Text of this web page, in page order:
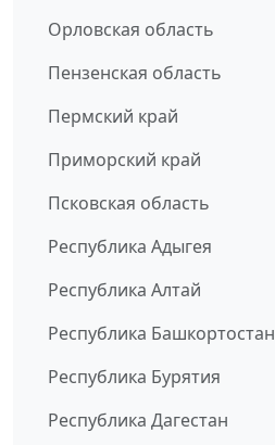
Орловская область
Пензенская область
Пермский край
Приморский край
Псковская область
Республика Адыгея
Республика Алтай
Республика Башкортостан
Республика Бурятия
Республика Дагестан